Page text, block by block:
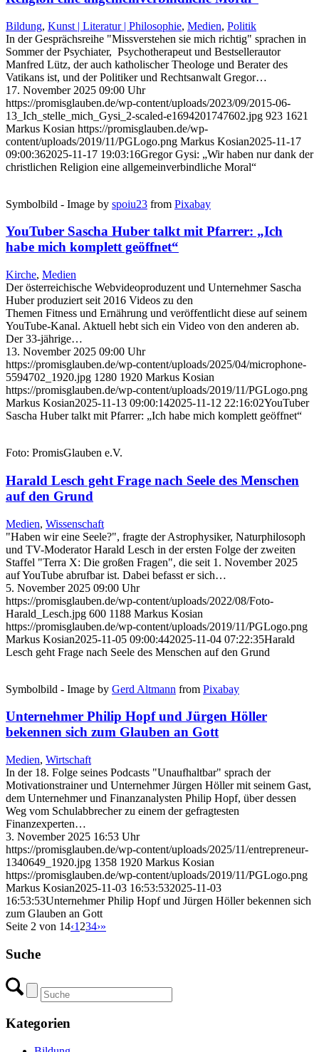
Bildung, Kunst | Literatur | Philosophie, Medien, Politik
In der Gesprächsreihe "Missverstehen sie mich richtig" sprachen in
Sommer der Psychiater, Psychotherapeut und Bestsellerautor
Manfred Lütz, der auch katholischer Theologe und Berater des
Vatikans ist, und der Politiker und Rechtsanwalt Gregor…
17. November 2025 09:00 Uhr
https://promisglauben.de/wp-content/uploads/2023/09/2015-06-
13_Ich_stelle_mich_Gysi_2-scaled-e1694201747602.jpg 923 1621
Markus Kosian https://promisglauben.de/wp-
content/uploads/2019/11/PGLogo.png Markus Kosian2025-11-17
09:00:362025-11-17 19:03:16Gregor Gysi: „Wir haben nur dank der
christlichen Religion eine allgemeinverbindliche Moral“
Symbolbild - Image by spoiu23 from Pixabay
YouTuber Sascha Huber talkt mit Pfarrer: „Ich
habe mich komplett geöffnet“
Kirche, Medien
Der österreichische Webvideoproduzent und Unternehmer Sascha
Huber produziert seit 2016 Videos zu den
Themen Fitness und Ernährung und veröffentlicht diese auf seinem
YouTube-Kanal. Aktuell hebt sich ein Video von den anderen ab.
Der 33-jährige…
13. November 2025 09:00 Uhr
https://promisglauben.de/wp-content/uploads/2025/04/microphone-
5594702_1920.jpg 1280 1920 Markus Kosian
https://promisglauben.de/wp-content/uploads/2019/11/PGLogo.png
Markus Kosian2025-11-13 09:00:142025-11-12 22:16:02YouTuber
Sascha Huber talkt mit Pfarrer: „Ich habe mich komplett geöffnet“
Foto: PromisGlauben e.V.
Harald Lesch geht Frage nach Seele des Menschen
auf den Grund
Medien, Wissenschaft
"Haben wir eine Seele?", fragte der Astrophysiker, Naturphilosoph
und TV-Moderator Harald Lesch in der ersten Folge der zweiten
Staffel "Terra X: Die großen Fragen", die seit 1. November 2025
auf YouTube abrufbar ist. Dabei befasst er sich…
5. November 2025 09:00 Uhr
https://promisglauben.de/wp-content/uploads/2022/08/Foto-
Harald_Lesch.jpg 600 1188 Markus Kosian
https://promisglauben.de/wp-content/uploads/2019/11/PGLogo.png
Markus Kosian2025-11-05 09:00:442025-11-04 07:22:35Harald
Lesch geht Frage nach Seele des Menschen auf den Grund
Symbolbild - Image by Gerd Altmann from Pixabay
Unternehmer Philip Hopf und Jürgen Höller
bekennen sich zum Glauben an Gott
Medien, Wirtschaft
In der 18. Folge seines Podcasts "Unaufhaltbar" sprach der
Motivationstrainer und Unternehmer Jürgen Höller mit seinem Gast,
dem Unternehmer und Finanzanalysten Philip Hopf, über dessen
Weg vom Schulabbrecher zu einem der gefragtesten
Finanzexperten…
3. November 2025 16:53 Uhr
https://promisglauben.de/wp-content/uploads/2025/11/entrepreneur-
1340649_1920.jpg 1358 1920 Markus Kosian
https://promisglauben.de/wp-content/uploads/2019/11/PGLogo.png
Markus Kosian2025-11-03 16:53:532025-11-03
16:53:53Unternehmer Philip Hopf und Jürgen Höller bekennen sich
zum Glauben an Gott
Seite 2 von 14‹1 234›»
Suche
Kategorien